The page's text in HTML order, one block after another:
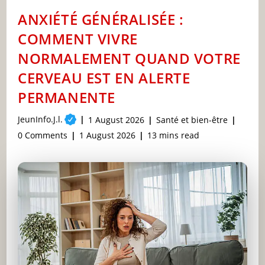
CARRIÈRES
ET
VIES
EN
SILENCE
ABSOLU
ANXIÉTÉ GÉNÉRALISÉE :
COMMENT VIVRE
NORMALEMENT QUAND VOTRE
CERVEAU EST EN ALERTE
PERMANENTE
Post
author:
JeunInfo.J.l.
Post
published:
1 August 2026
Post
category:
Santé et bien-être
Post
0 Comments
Post
modified:
1 August 2026
Reading
13 mins read